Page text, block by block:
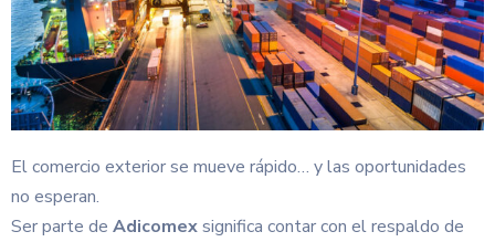
El comercio exterior se mueve rápido… y las oportunidades
no esperan.
Ser parte de Adicomexsignifica contar con el respaldo de